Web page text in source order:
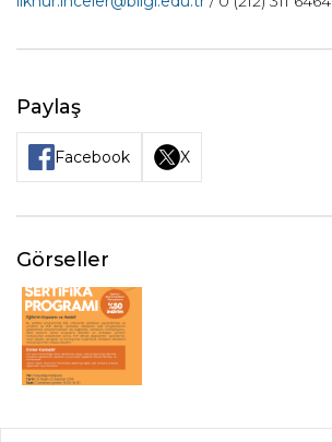
Paylaş
Facebook X
Görseller